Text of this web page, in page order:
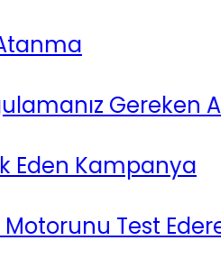
Gereken
Kampanya
Test Ederek